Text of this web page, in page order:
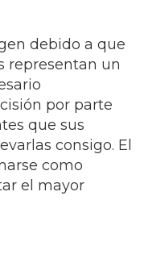
debido a que
representan un
por parte
que sus
consigo. El
como
el mayor